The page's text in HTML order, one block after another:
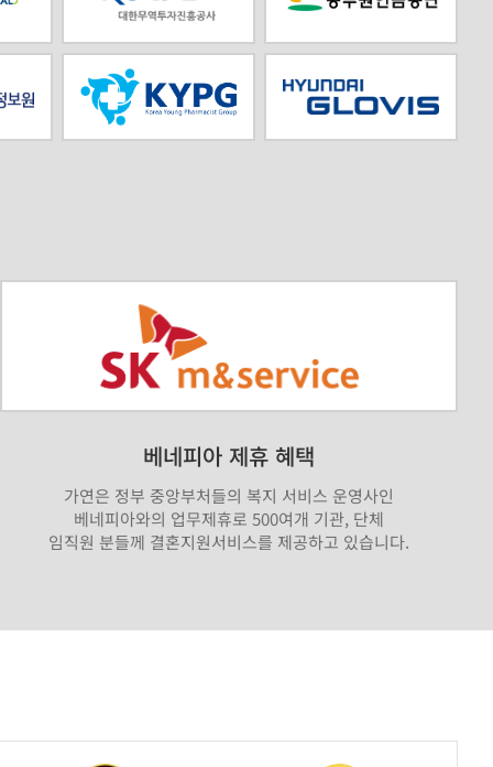
베네피아 제휴 혜택
가연은 정부 중앙부처들의 복지 서비스 운영사인
베네피아와의 업무제휴로 500여개 기관, 단체
임직원 분들께 결혼지원서비스를 제공하고 있습니다.